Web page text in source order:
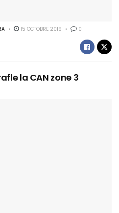
15 OCTOBRE 2019 0
la CAN zone 3